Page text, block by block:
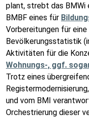
plant, strebt das BMWi
BMBF eines für
Vorbereitungen für
Bevölkerungsstatistik
Aktivitäten für die
Wohnungs-, ggf.
Trotz eines
und vom BMI
Orchestrierung dieser